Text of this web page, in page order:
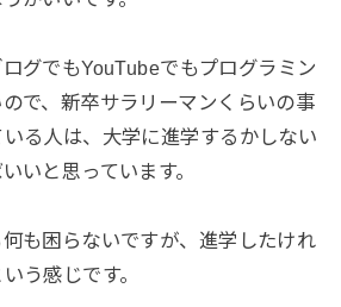
グでもYouTubeでもプログラミン
で、新卒サラリーマンくらいの事
る人は、大学に進学するかしない
いと思っています。
も困らないですが、進学したけれ
う感じです。